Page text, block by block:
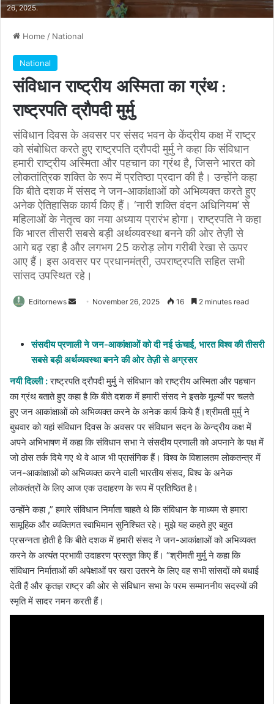
26, 2025.
Home / National
National
संविधान राष्ट्रीय अस्मिता का ग्रंथ :
राष्ट्रपति द्रौपदी मुर्मु
संविधान दिवस के अवसर पर संसद भवन के केंद्रीय कक्ष में राष्ट्र
को संबोधित करते हुए राष्ट्रपति द्रौपदी मुर्मु ने कहा कि संविधान
हमारी राष्ट्रीय अस्मिता और पहचान का ग्रंथ है, जिसने भारत को
लोकतांत्रिक शक्ति के रूप में प्रतिष्ठा प्रदान की है। उन्होंने कहा
कि बीते दशक में संसद ने जन-आकांक्षाओं को अभिव्यक्त करते हुए
अनेक ऐतिहासिक कार्य किए हैं। ‘नारी शक्ति वंदन अधिनियम’ से
महिलाओं के नेतृत्व का नया अध्याय प्रारंभ होगा। राष्ट्रपति ने कहा
कि भारत तीसरी सबसे बड़ी अर्थव्यवस्था बनने की ओर तेज़ी से
आगे बढ़ रहा है और लगभग 25 करोड़ लोग गरीबी रेखा से ऊपर
आए हैं। इस अवसर पर प्रधानमंत्री, उपराष्ट्रपति सहित सभी
सांसद उपस्थित रहे।
Editornews
Send November 26, 2025 16 2 minutes read
संसदीय प्रणाली ने जन-आकांक्षाओं को दी नई ऊंचाई, भारत विश्व की तीसरी
सबसे बड़ी अर्थव्यवस्था बनने की ओर तेज़ी से अग्रसर
नयी दिल्ली :राष्ट्रपति द्रौपदी मुर्मु ने संविधान को राष्ट्रीय अस्मिता और पहचान
का ग्रंथ बताते हुए कहा है कि बीते दशक में हमारी संसद ने इसके मूल्यों पर चलते
हुए जन आकांक्षाओं को अभिव्यक्त करने के अनेक कार्य किये हैं।श्रीमती मुर्मु ने
बुधवार को यहां संविधान दिवस के अवसर पर संविधान सदन के केन्द्रीय कक्ष में
अपने अभिभाषण में कहा कि संविधान सभा ने संसदीय प्रणाली को अपनाने के पक्ष में
जो ठोस तर्क दिये गए थे वे आज भी प्रासंगिक हैं। विश्व के विशालतम लोकतन्त्र में
जन-आकांक्षाओं को अभिव्यक्त करने वाली भारतीय संसद, विश्व के अनेक
लोकतंत्रों के लिए आज एक उदाहरण के रूप में प्रतिष्ठित है।
उन्होंंने कहा ,” हमारे संविधान निर्माता चाहते थे कि संविधान के माध्यम से हमारा
सामूहिक और व्यक्तिगत स्वाभिमान सुनिश्चित रहे। मुझे यह कहते हुए बहुत
प्रसन्नता होती है कि बीते दशक में हमारी संसद ने जन-आकांक्षाओं को अभिव्यक्त
करने के अत्यंत प्रभावी उदाहरण प्रस्तुत किए हैं। “श्रीमती मुर्मु ने कहा कि
संविधान निर्माताओं की अपेक्षाओं पर खरा उतरने के लिए वह सभी सांसदों को बधाई
देती हैं और कृतज्ञ राष्ट्र की ओर से संविधान सभा के परम सम्माननीय सदस्यों की
स्मृति में सादर नमन करती हैं।